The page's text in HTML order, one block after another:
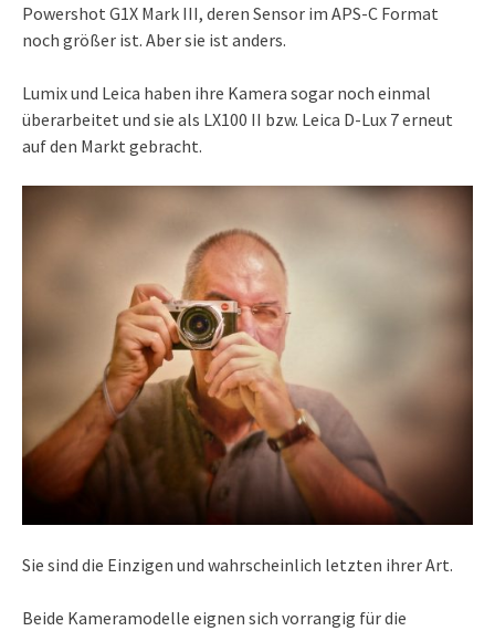
Powershot G1X Mark III, deren Sensor im APS-C Format
noch größer ist. Aber sie ist anders.
Lumix und Leica haben ihre Kamera sogar noch einmal
überarbeitet und sie als LX100 II bzw. Leica D-Lux 7 erneut
auf den Markt gebracht.
Sie sind die Einzigen und wahrscheinlich letzten ihrer Art.
Beide Kameramodelle eignen sich vorrangig für die